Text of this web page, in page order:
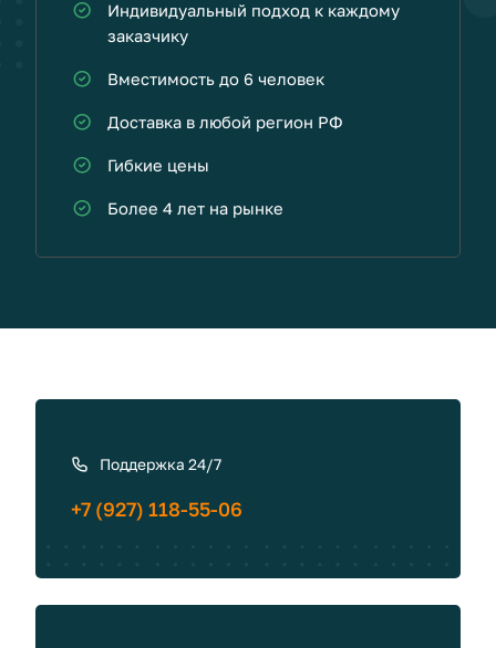
Индивидуальный подход к каждому
заказчику
Вместимость до 6 человек
Доставка в любой регион РФ
Гибкие цены
Более 4 лет на рынке
К
з
а
Поддержка 24/7
+7 (927) 118-55-06